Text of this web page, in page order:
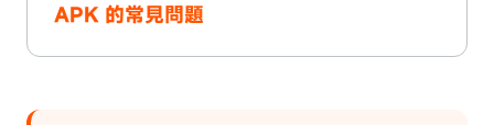
APK 的常見問題